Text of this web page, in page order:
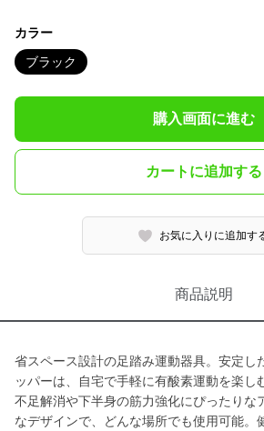
カラー
ブラック
購入画面に進む
カートに追加する
お気に入りに追加す
商品説明
省スペース設計の足踏み運動器具。安定し
ッパーは、自宅で手軽に有酸素運動を楽し
不足解消や下半身の筋力強化にぴったりな
なデザインで、どんな場所でも使用可能。